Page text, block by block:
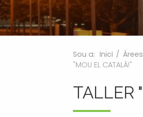
Processos selectius
Tràmits
Bústia de suggeriments
Joventut
Salut
Jutjat de Pau i Registre Civil
Sou a: Inici /
"MOU EL CATALÀ!"
TALLER